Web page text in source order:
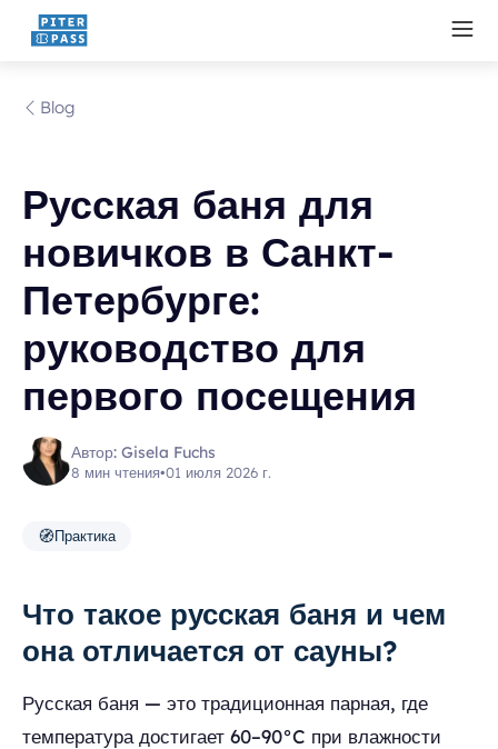
Blog
Русская баня для
новичков в Санкт-
Петербурге:
руководство для
первого посещения
Автор: Gisela Fuchs
8 мин чтения•01 июля 2026 г.
🧭Практика
Что такое русская баня и чем
она отличается от сауны?
Русская баня — это традиционная парная, где
температура достигает 60–90°C при влажности